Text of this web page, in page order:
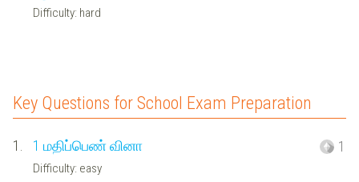
Difficulty: hard
Key Questions for School Exam Preparation
1. 1 மதிப்பெண் வினா
Difficulty: easy
1